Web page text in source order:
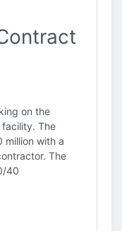
on the
The
million with a
The
40